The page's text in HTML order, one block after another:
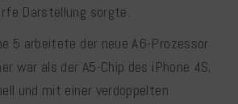
Darstellung sorgte.
5 arbeitete der neue A6-Prozessor
war als der A5-Chip des iPhone 4S,
und mit einer verdoppelten